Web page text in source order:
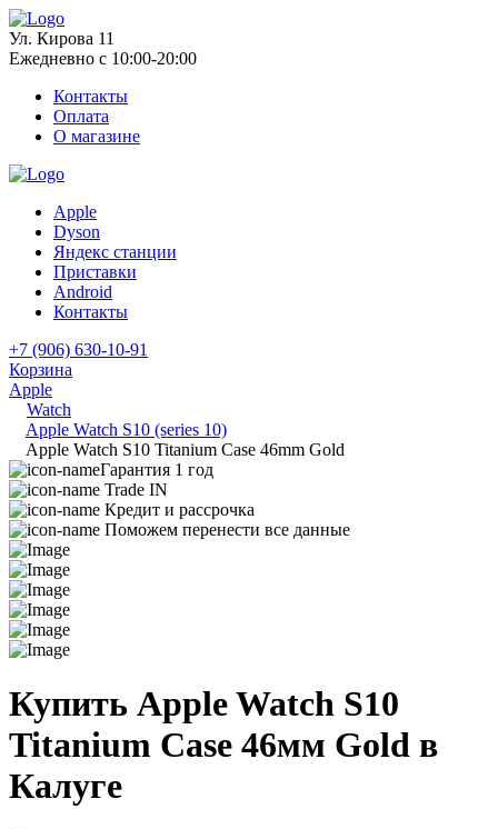
Ул. Кирова 11
Ежедневно с 10:00-20:00
Контакты
Оплата
О магазине
Apple
Dyson
Яндекс станции
Приставки
Android
Контакты
+7 (906) 630-10-91
Корзина
Apple
Watch
Apple Watch S10 (series 10)
Apple Watch S10 Titanium Case 46mm Gold
Гарантия 1 год
Trade IN
Кредит и рассрочка
Поможем перенести все данные
Купить Apple Watch S10
Titanium Case 46мм Gold в
Калуге